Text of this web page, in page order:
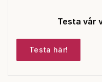
Testa vår
Testa här!